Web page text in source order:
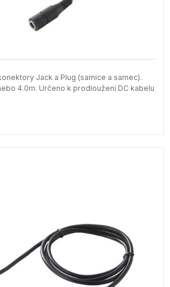
Jack a Plug (samice a samec).
4.0m. Určeno k prodloužení DC kabelu